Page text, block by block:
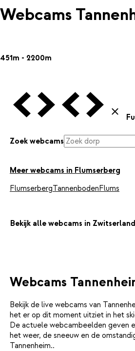
Webcams
451m - 2200m
Vorige Webcam
Volgende Webcam
Vorige Webcam
Volgende
Sluiten
Zoek webcams
Meer webcams in Flumserberg
FlumserbergTannenbodenFlums
Bekijk alle webcams in Zwitserland
Webcams
Bekijk de live webcams van
het er op dit moment uitziet in het
De actuele webcambeelden geven
het weer, de sneeuw en de
Tannenheim..